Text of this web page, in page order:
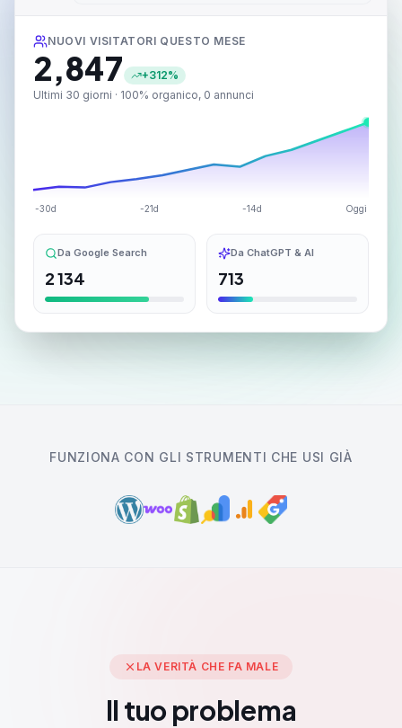
NUOVI VISITATORI QUESTO MESE
2,847
+312%
Ultimi 30 giorni · 100% organico, 0 annunci
-30d -21d -14d Oggi
Da Google Search
2 134
Da ChatGPT & AI
713
FUNZIONA CON GLI STRUMENTI CHE USI GIÀ
LA VERITÀ CHE FA MALE
Il tuo problema